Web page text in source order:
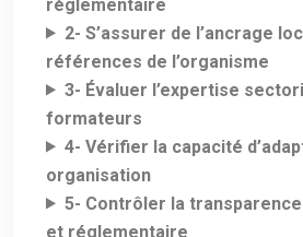
réglementaire
2- S’assurer de l’ancrage
références de l’organisme
3- Évaluer l’expertise
formateurs
4- Vérifier la capacité
organisation
5- Contrôler la
et réglementaire